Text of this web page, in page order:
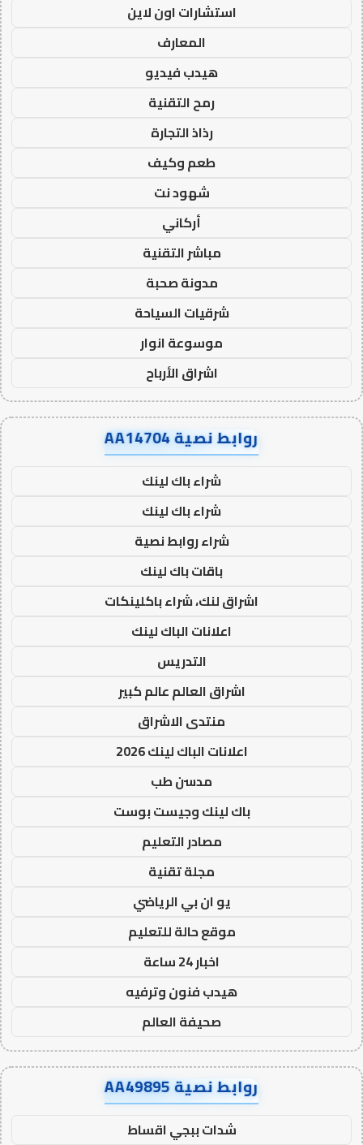
استشارات اون لاين
المعارف
هيدب فيديو
رمح التقنية
رذاذ التجارة
طعم وكيف
شهود نت
أركاني
مباشر التقنية
مدونة صحبة
شرقيات السياحة
موسوعة انوار
اشراق الأرباح
روابط نصية AA14704
شراء باك لينك
شراء باك لينك
شراء روابط نصية
باقات باك لينك
اشراق لنك، شراء باكلينكات
اعلانات الباك لينك
التدريس
اشراق العالم عالم كبير
منتدى الاشراق
اعلانات الباك لينك 2026
مدسن طب
باك لينك وجيست بوست
مصادر التعليم
مجلة تقنية
يو ان بي الرياضي
موقع حالة للتعليم
اخبار 24 ساعة
هيدب فنون وترفيه
صحيفة العالم
روابط نصية AA49895
شدات ببجي اقساط